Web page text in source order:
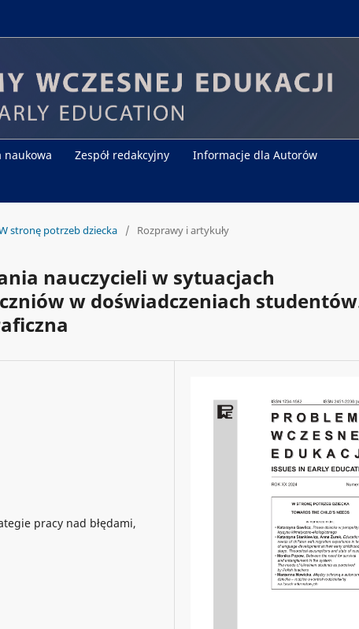
naukowa Zespół redakcyjny Informacje dla Autorów
stronę potrzeb dziecka / Rozprawy i artykuły
nauczycieli w sytuacjach
w doświadczeniach
pracy nad błędami,